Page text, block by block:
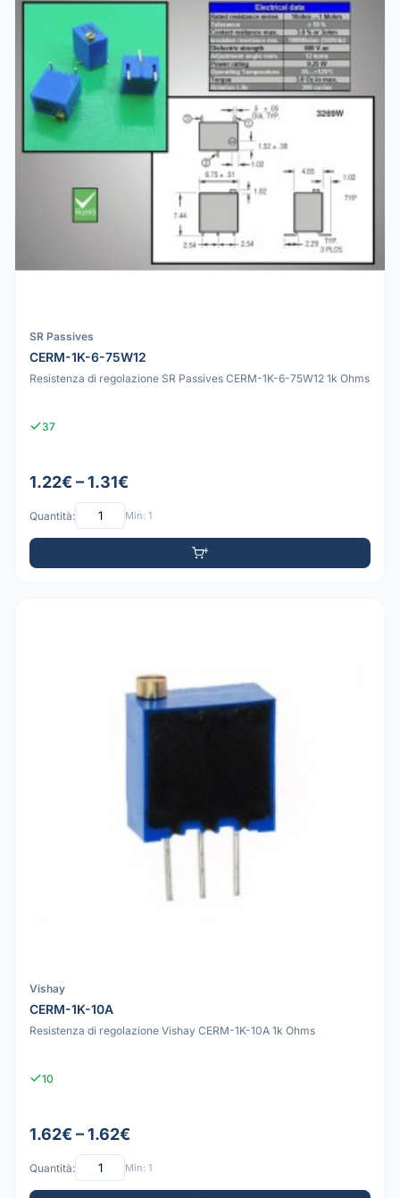
SR Passives
CERM-1K-6-75W12
Resistenza di regolazione SR Passives CERM-1K-6-75W12 1k Ohms
37
1.22€ – 1.31€
Quantità: Min: 1
Vishay
CERM-1K-10A
Resistenza di regolazione Vishay CERM-1K-10A 1k Ohms
10
1.62€ – 1.62€
Quantità: Min: 1